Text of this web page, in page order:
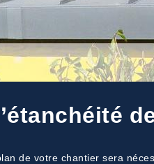
de votre chantier sera